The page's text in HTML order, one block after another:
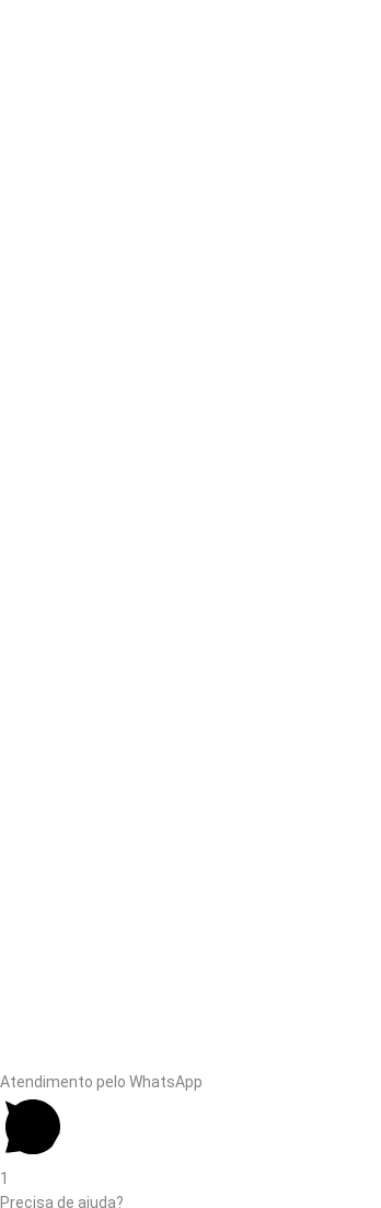
Atendimento pelo WhatsApp
1
Precisa de ajuda?